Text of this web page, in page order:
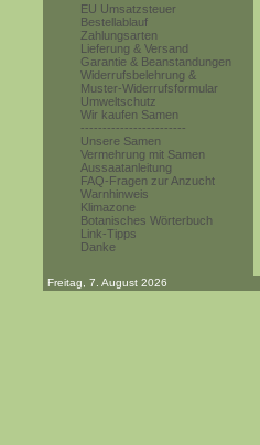
EU Umsatzsteuer
Bestellablauf
Zahlungsarten
Lieferung & Versand
Garantie & Beanstandungen
Widerrufsbelehrung &
Muster-Widerrufsformular
Umweltschutz
Wir kaufen Samen
------------------------
Unsere Samen
Vermehrung mit Samen
Aussaatanleitung
FAQ-Fragen zur Anzucht
Warnhinweis
Klimazone
Botanisches Wörterbuch
Link-Tipps
Danke
Freitag, 7. August 2026